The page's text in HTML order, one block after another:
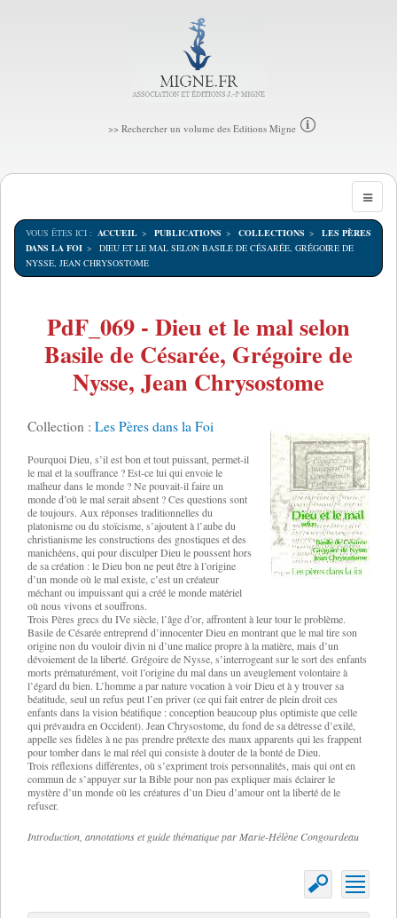
>> Rechercher un volume des Editions Migne
VOUS ÊTES ICI : ACCUEIL PUBLICATIONS COLLECTIONS
LES PÈRES
DANS LA FOI
DIEU ET LE MAL SELON BASILE DE CÉSARÉE, GRÉGOIRE DE
NYSSE, JEAN CHRYSOSTOME
PdF_069 - Dieu et le mal selon
Basile de Césarée, Grégoire de
Nysse, Jean Chrysostome
Collection : Les Pères dans la Foi
Pourquoi Dieu, s’il est bon et tout puissant, permet-il
le mal et la souffrance ? Est-ce lui qui envoie le
malheur dans le monde ? Ne pouvait-il faire un
monde d’où le mal serait absent ? Ces questions sont
de toujours. Aux réponses traditionnelles du
platonisme ou du stoïcisme, s’ajoutent à l’aube du
christianisme les constructions des gnostiques et des
manichéens, qui pour disculper Dieu le poussent hors
de sa création : le Dieu bon ne peut être à l’origine
d’un monde où le mal existe, c’est un créateur
méchant ou impuissant qui a créé le monde matériel
où nous vivons et souffrons.
Trois Pères grecs du IVe siècle, l’âge d’or, affrontent à leur tour le problème.
Basile de Césarée entreprend d’innocenter Dieu en montrant que le mal tire son
origine non du vouloir divin ni d’une malice propre à la matière, mais d’un
dévoiement de la liberté. Grégoire de Nysse, s’interrogeant sur le sort des enfants
morts prématurément, voit l’origine du mal dans un aveuglement volontaire à
l’égard du bien. L’homme a par nature vocation à voir Dieu et à y trouver sa
béatitude, seul un refus peut l’en priver (ce qui fait entrer de plein droit ces
enfants dans la vision béatifique : conception beaucoup plus optimiste que celle
qui prévaudra en Occident). Jean Chrysostome, du fond de sa détresse d’exilé,
appelle ses fidèles à ne pas prendre prétexte des maux apparents qui les frappent
pour tomber dans le mal réel qui consiste à douter de la bonté de Dieu.
Trois réflexions différentes, où s’expriment trois personnalités, mais qui ont en
commun de s’appuyer sur la Bible pour non pas expliquer mais éclairer le
mystère d’un monde où les créatures d’un Dieu d’amour ont la liberté de le
refuser.
Introduction, annotations et guide thématique par Marie-Hélène Congourdeau